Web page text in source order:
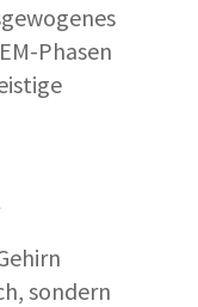
Phasen
sondern